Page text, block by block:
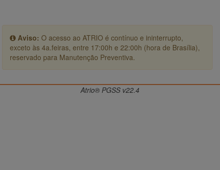
Aviso: O acesso ao ATRIO é contínuo e ininterrupto,
exceto às 4a.feiras, entre 17:00h e 22:00h (hora de Brasília),
reservado para Manutenção Preventiva.
Atrio® PGSS v22.4